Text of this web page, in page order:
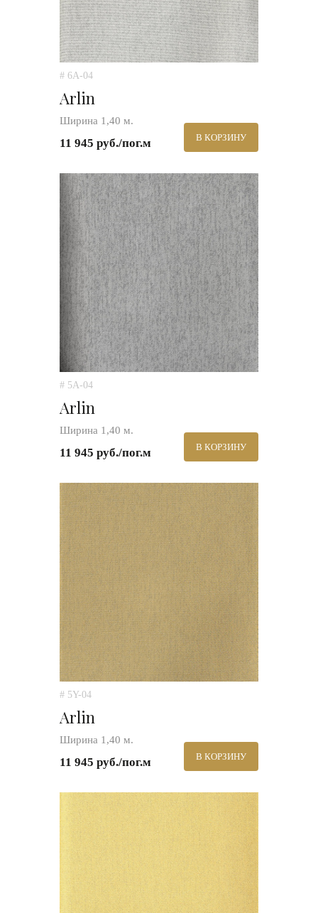
# 6A-04
Arlin
Ширина 1,40 м.
11 945 руб./пог.м В КОРЗИНУ
# 5A-04
Arlin
Ширина 1,40 м.
11 945 руб./пог.м В КОРЗИНУ
# 5Y-04
Arlin
Ширина 1,40 м.
11 945 руб./пог.м В КОРЗИНУ